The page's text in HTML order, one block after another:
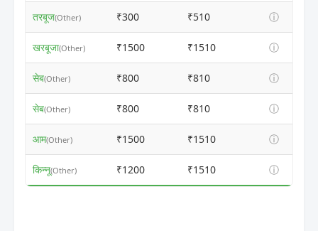
तरबूज(Other) ₹300 ₹510 ⓘ
खरबूजा(Other) ₹1500 ₹1510 ⓘ
सेब(Other) ₹800 ₹810 ⓘ
सेब(Other) ₹800 ₹810 ⓘ
आम(Other) ₹1500 ₹1510 ⓘ
किन्नू(Other) ₹1200 ₹1510 ⓘ